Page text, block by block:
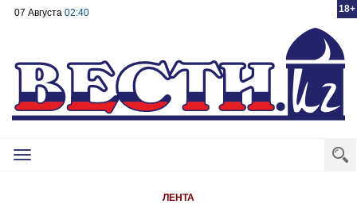
18+
07 Августа 02:40
Toggle
ЛЕНТА